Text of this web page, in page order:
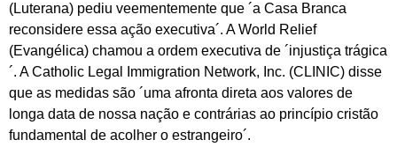
(Luterana) pediu veementemente que ´a Casa Branca
reconsidere essa ação executiva´. A World Relief
(Evangélica) chamou a ordem executiva de ´injustiça trágica
´. A Catholic Legal Immigration Network, Inc. (CLINIC) disse
que as medidas são ´uma afronta direta aos valores de
longa data de nossa nação e contrárias ao princípio cristão
fundamental de acolher o estrangeiro´.